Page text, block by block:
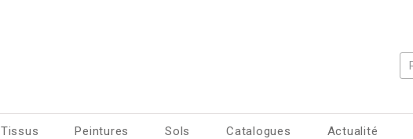
Tissus Peintures Sols Catalogues Actualité